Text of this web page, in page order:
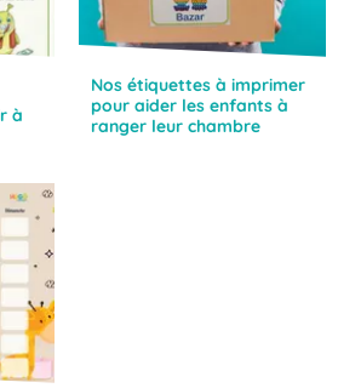
à
Nos étiquettes à imprimer
pour aider les enfants à
ranger leur chambre